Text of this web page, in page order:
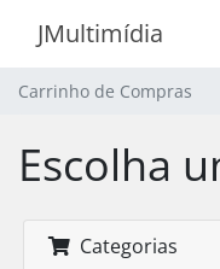
JMultimídia
Carrinho de Compras
Escolha
Categorias